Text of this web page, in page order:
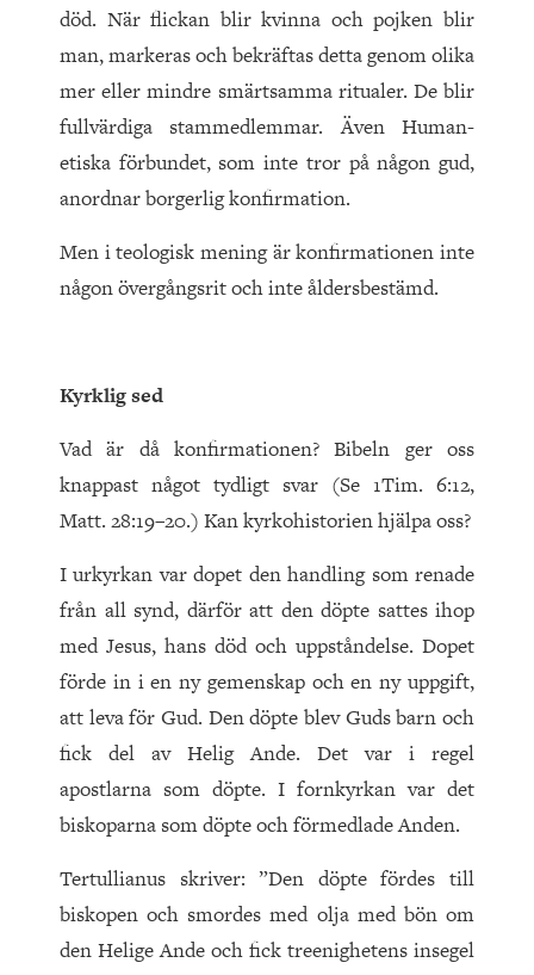
död. När flickan blir kvinna och pojken blir
man, markeras och bekräftas detta genom olika
mer eller mindre smärtsamma ritualer. De blir
fullvärdiga stammedlemmar. Även Human-
etiska förbundet, som inte tror på någon gud,
anordnar borgerlig konfirmation.
Men i teologisk mening är konfirmationen inte
någon övergångsrit och inte åldersbestämd.
Kyrklig sed
Vad är då konfirmationen? Bibeln ger oss
knappast något tydligt svar (Se 1Tim. 6:12,
Matt. 28:19–20.) Kan kyrkohistorien hjälpa oss?
I urkyrkan var dopet den handling som renade
från all synd, därför att den döpte sattes ihop
med Jesus, hans död och uppståndelse. Dopet
förde in i en ny gemenskap och en ny uppgift,
att leva för Gud. Den döpte blev Guds barn och
fick del av Helig Ande. Det var i regel
apostlarna som döpte. I fornkyrkan var det
biskoparna som döpte och förmedlade Anden.
Tertullianus skriver: ”Den döpte fördes till
biskopen och smordes med olja med bön om
den Helige Ande och fick treenighetens insegel